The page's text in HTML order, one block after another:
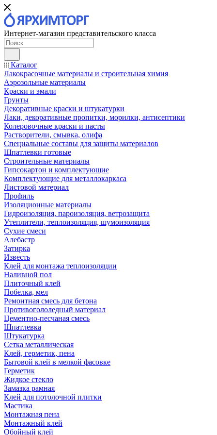
Интернет-магазин представительского класса
Каталог
Лакокрасочные материалы и строительная химия
Аэрозольные материалы
Краски и эмали
Грунты
Декоративные краски и штукатурки
Лаки, декоративные пропитки, морилки, антисептики
Колеровочные краски и пасты
Растворители, смывка, олифа
Специальные составы для защиты материалов
Шпатлевки готовые
Строительные материалы
Гипсокартон и комплектующие
Комплектующие для металлокаркаса
Листовой материал
Профиль
Изоляционные материалы
Гидроизоляция, пароизоляция, ветрозащита
Утеплители, теплоизоляция, шумоизоляция
Сухие смеси
Алебастр
Затирка
Известь
Клей для монтажа теплоизоляции
Наливной пол
Плиточный клей
Побелка, мел
Ремонтная смесь для бетона
Противогололедный материал
Цементно-песчаная смесь
Шпатлевка
Штукатурка
Сетка металлическая
Клей, герметик, пена
Бытовой клей в мелкой фасовке
Герметик
Жидкое стекло
Замазка рамная
Клей для потолочной плитки
Мастика
Монтажная пена
Монтажный клей
Обойный клей